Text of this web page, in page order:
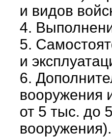
и видов
4.
5.
и
6.
вооружения
от 5 тыс. до
вооружения).